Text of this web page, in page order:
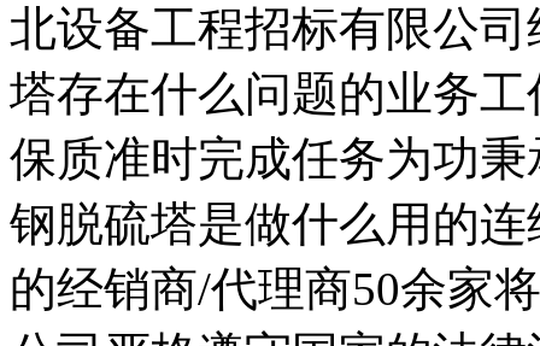
北设备工程招标有限公
塔存在什么问题的业务
保质准时完成任务为功
钢脱硫塔是做什么用的
的经销商/代理商50余家